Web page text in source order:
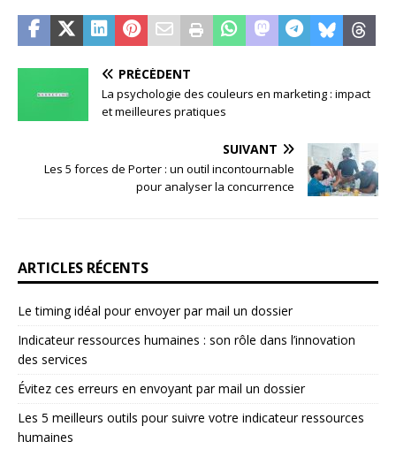
PRÉCÉDENT
La psychologie des couleurs en marketing : impact
et meilleures pratiques
SUIVANT
Les 5 forces de Porter : un outil incontournable
pour analyser la concurrence
ARTICLES RÉCENTS
Le timing idéal pour envoyer par mail un dossier
Indicateur ressources humaines : son rôle dans l’innovation
des services
Évitez ces erreurs en envoyant par mail un dossier
Les 5 meilleurs outils pour suivre votre indicateur ressources
humaines